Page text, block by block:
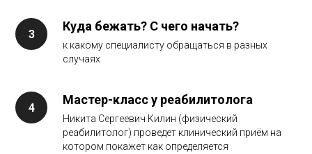
Куда бежать? С чего начать?
к какому специалисту обращаться в разных
случаях
Мастер-класс у реабилитолога
Никита Сергеевич Килин (физический
реабилитолог) проведет клинический приём на
котором покажет как определяется